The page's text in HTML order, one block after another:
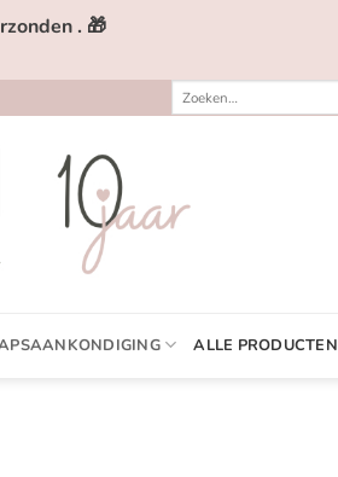
. 🎁
Zoeken
naar:
ALLE PRODUCTEN